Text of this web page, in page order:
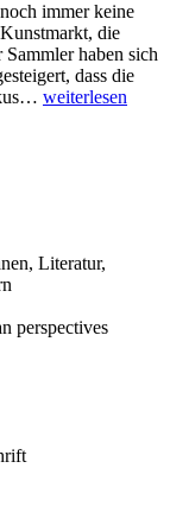
immer keine
die
haben sich
dass die
weiterlesen
Literatur,
perspectives